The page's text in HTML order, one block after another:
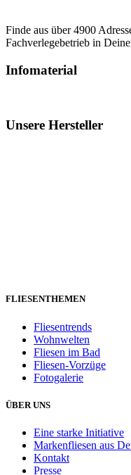
Finde aus über 4900
Fachverlegebetrieb in
Infomaterial
Unsere Hersteller
FLIESENTHEMEN
Fliesentrends
Wohnwelten
Fliesen im Bad
Fliesen-Vorzüge
Fotogalerie
ÜBER UNS
Eine starke Initiative
Markenfliesen aus
Kontakt
Presse